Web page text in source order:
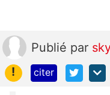
Publié par
!
citer